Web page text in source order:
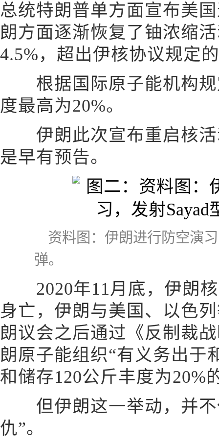
总统特朗普单方面宣布美
朗方面逐渐恢复了铀浓缩
4.5%，超出伊核协议规定
根据国际原子能机构规
度最高为20%。
伊朗此次宣布重启核活
是早有预告。
资料图：伊朗进行防空演
弹。
2020年11月底，伊朗核
身亡，伊朗与美国、以色
朗议会之后通过《反制裁
朗原子能组织“有义务出于
和储存120公斤丰度为20%
但伊朗这一举动，并不
仇”。